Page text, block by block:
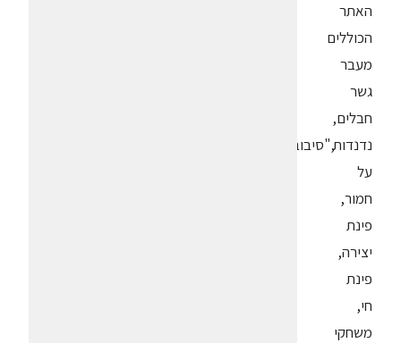
האתר
הכוללים
מעבר
גשר
חבלים,
נדנדות,"סיבוב"
על
חמור,
פינת
יצירה,
פינת
חי,
משחקי